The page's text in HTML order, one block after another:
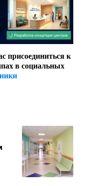
присоединиться к
в социальных